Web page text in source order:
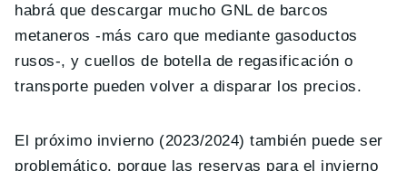
habrá que descargar mucho GNL de barcos
metaneros -más caro que mediante gasoductos
rusos-, y cuellos de botella de regasificación o
transporte pueden volver a disparar los precios.
El próximo invierno (2023/2024) también puede ser
problemático, porque las reservas para el invierno